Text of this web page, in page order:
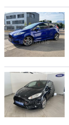
Services
Forum
Marques